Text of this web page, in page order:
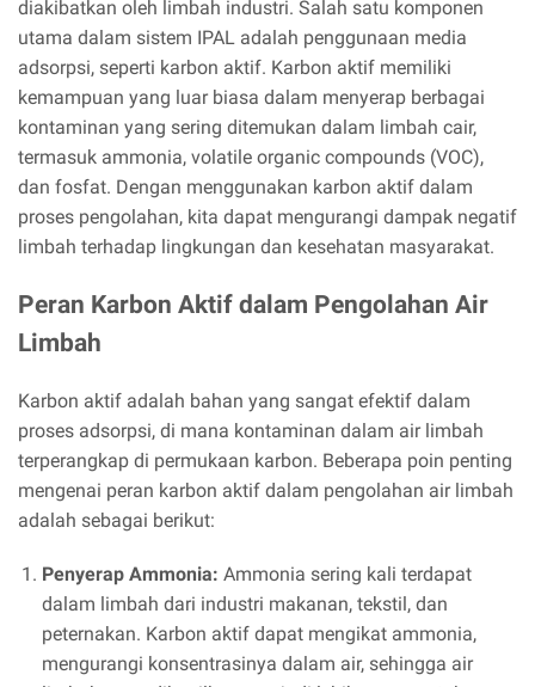
diakibatkan oleh limbah industri. Salah satu komponen
utama dalam sistem IPAL adalah penggunaan media
adsorpsi, seperti karbon aktif. Karbon aktif memiliki
kemampuan yang luar biasa dalam menyerap berbagai
kontaminan yang sering ditemukan dalam limbah cair,
termasuk ammonia, volatile organic compounds (VOC),
dan fosfat. Dengan menggunakan karbon aktif dalam
proses pengolahan, kita dapat mengurangi dampak negatif
limbah terhadap lingkungan dan kesehatan masyarakat.
Peran Karbon Aktif dalam Pengolahan Air
Limbah
Karbon aktif adalah bahan yang sangat efektif dalam
proses adsorpsi, di mana kontaminan dalam air limbah
terperangkap di permukaan karbon. Beberapa poin penting
mengenai peran karbon aktif dalam pengolahan air limbah
adalah sebagai berikut:
Penyerap Ammonia: Ammonia sering kali terdapat
dalam limbah dari industri makanan, tekstil, dan
peternakan. Karbon aktif dapat mengikat ammonia,
mengurangi konsentrasinya dalam air, sehingga air